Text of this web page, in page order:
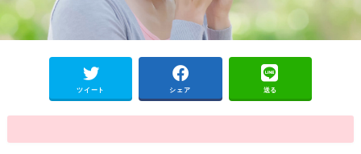
ツイート シェア 送る